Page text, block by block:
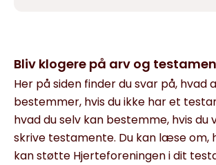
Bliv klogere på arv og
Her på siden finder du svar på, hvad
bestemmer, hvis du ikke har et
hvad du selv kan bestemme, hvis
skrive testamente. Du kan læse om,
kan støtte Hjerteforeningen i dit